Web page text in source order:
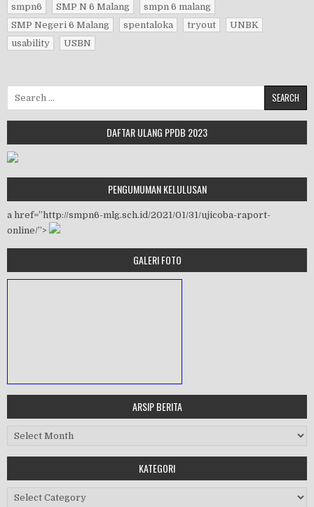
smpn6
SMP N 6 Malang
smpn 6 malang
SMP Negeri 6 Malang
spentaloka tryout
UNBK
usability
USBN
DAFTAR ULANG PPDB 2023
PENGUMUMAN KELULUSAN
a href=”http://smpn6-mlg.sch.id/2021/01/31/ujicoba-raport-
online/”>
GALERI FOTO
Workshop Perangkat 2019
ARSIP BERITA
Arsip Berita
KATEGORI
Kategori